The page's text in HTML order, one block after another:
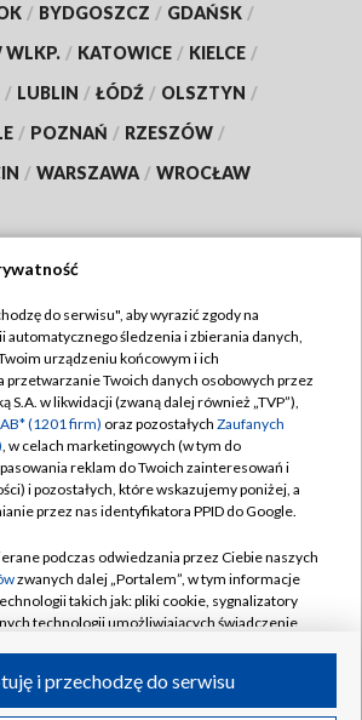
/ BYDGOSZCZ / GDAŃSK /
WLKP. / KATOWICE / KIELCE /
/ LUBLIN / ŁÓDŹ / OLSZTYN /
/ POZNAŃ / RZESZÓW /
/ WARSZAWA / WROCŁAW
TVP
TVP
Cyfrowa
Regulamin TVP
Polityka prywatności
Moje zgody
Pomoc
Kontakt
Kanały
do serwisu", aby wyrazić zgody na
śledzenia i zbierania danych,
urządzeniu końcowym i ich
przetwarzanie Twoich danych osobowych przez
S.A. w likwidacji (zwaną dalej również „TVP”),
(1201 firm) oraz pozostałych Zaufanych
, w celach marketingowych (w tym do
reklam do Twoich zainteresowań i
i pozostałych, które wskazujemy poniżej, a
przez nas identyfikatora PPID do Google.
podczas odwiedzania przez Ciebie naszych
zwanych dalej „Portalem”, w tym informacje
takich jak: pliki cookie, sygnalizatory
technologii umożliwiających świadczenie
i przechodzę do serwisu